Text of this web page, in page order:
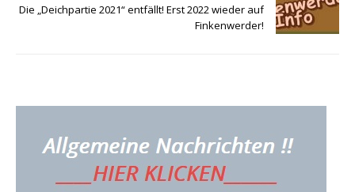
Die „Deichpartie 2021“ entfällt! Erst 2022 wieder auf
Finkenwerder!